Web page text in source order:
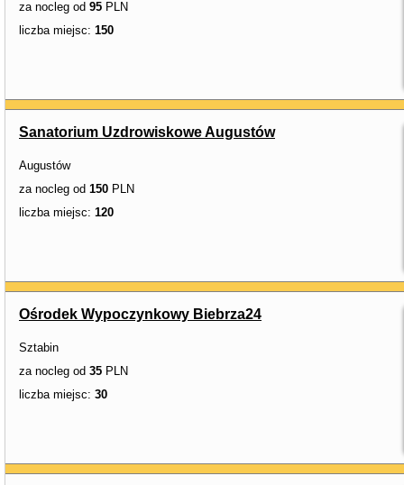
za nocleg od 95 PLN
liczba miejsc: 150
Sanatorium Uzdrowiskowe Augustów
Augustów
za nocleg od 150 PLN
liczba miejsc: 120
Ośrodek Wypoczynkowy Biebrza24
Sztabin
za nocleg od 35 PLN
liczba miejsc: 30